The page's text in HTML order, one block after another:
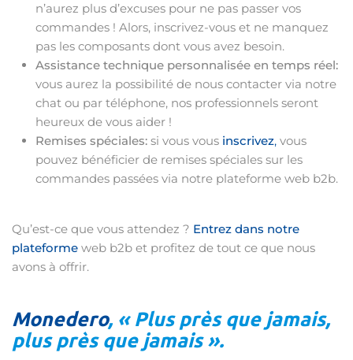
n’aurez plus d’excuses pour ne pas passer vos
commandes ! Alors, inscrivez-vous et ne manquez
pas les composants dont vous avez besoin.
Assistance technique personnalisée en temps réel:
vous aurez la possibilité de nous contacter via notre
chat ou par téléphone, nos professionnels seront
heureux de vous aider !
Remises spéciales: si vous vous inscrivez, vous
pouvez bénéficier de remises spéciales sur les
commandes passées via notre plateforme web b2b.
Qu’est-ce que vous attendez ? Entrez dans notre
plateforme web b2b et profitez de tout ce que nous
avons à offrir.
Monedero, « Plus près que jamais,
plus près que jamais ».